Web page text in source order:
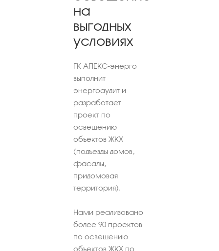
на
выгодных
условиях
ГК АПЕКС-энерго
выполнит
энергоаудит и
разработает
проект по
освещению
объектов ЖКХ
(подъезды домов,
фасады,
придомовая
территория).
Нами реализовано
более 90 проектов
по освещению
объектов ЖКХ по